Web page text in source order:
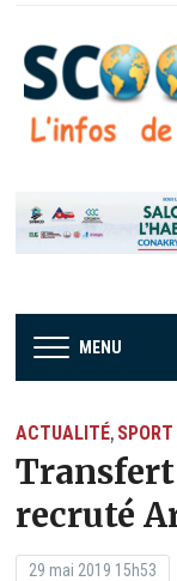
MENU
ACTUALITÉ, SPORT
recruté
29 mai 2019 15h53